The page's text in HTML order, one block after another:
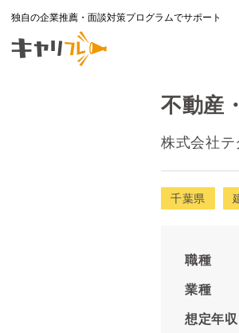
独自の企業推薦・面談対策プログラムでサポート
不動産
株式会社
千葉県
職種
業種
想定年